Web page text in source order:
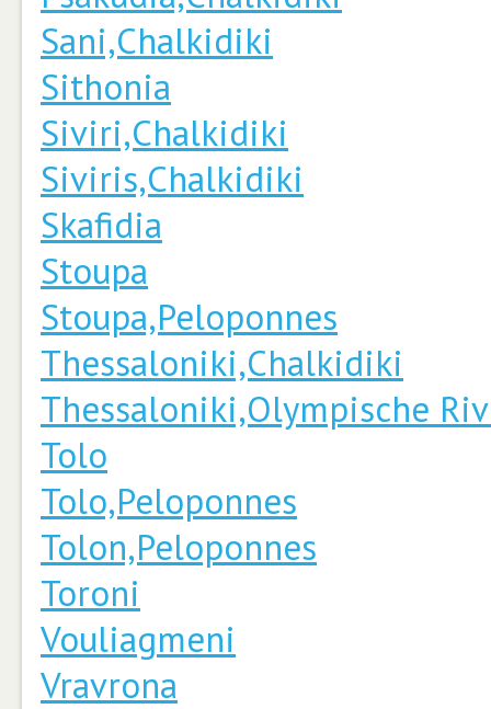
Sani,Chalkidiki
Sithonia
Siviri,Chalkidiki
Siviris,Chalkidiki
Skafidia
Stoupa
Stoupa,Peloponnes
Thessaloniki,Chalkidiki
Thessaloniki,Olympische
Tolo
Tolo,Peloponnes
Tolon,Peloponnes
Toroni
Vouliagmeni
Vravrona